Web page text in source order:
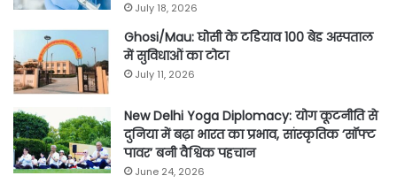
July 18, 2026
Ghosi/Mau: घोसी के टडियाव 100 बेड अस्पताल
में सुविधाओं का टोटा
July 11, 2026
New Delhi Yoga Diplomacy: योग कूटनीति से
दुनिया में बढ़ा भारत का प्रभाव, सांस्कृतिक ‘सॉफ्ट
पावर’ बनी वैश्विक पहचान
June 24, 2026